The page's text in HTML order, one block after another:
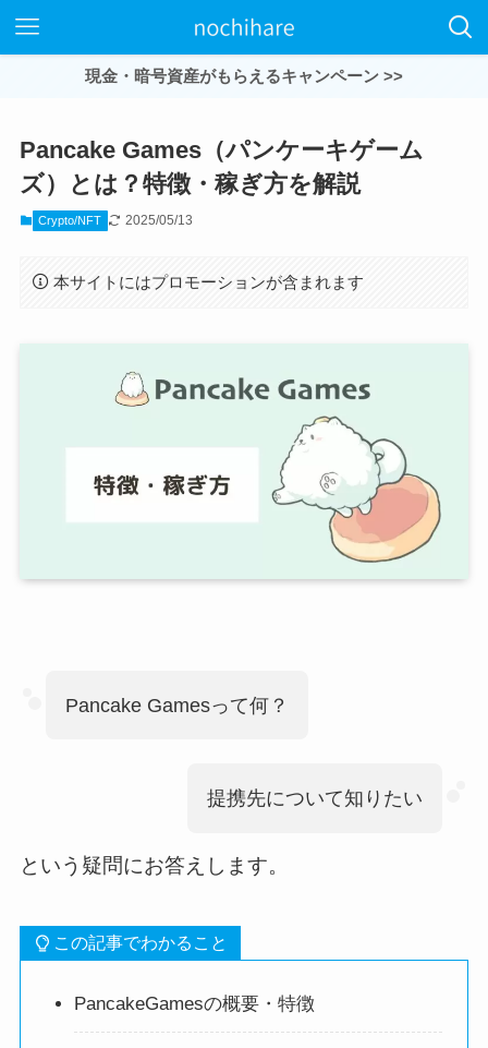
現金・暗号資産がもらえるキャンペーン >>
Pancake Games（パンケーキゲーム
ズ）とは？特徴・稼ぎ方を解説
Crypto/NFT 2025/05/13
本サイトにはプロモーションが含まれます
Pancake Gamesって何？
提携先について知りたい
という疑問にお答えします。
この記事でわかること
PancakeGamesの概要・特徴